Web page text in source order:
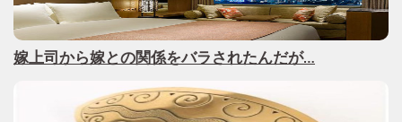
嫁上司から嫁との関係をバラされたんだが…